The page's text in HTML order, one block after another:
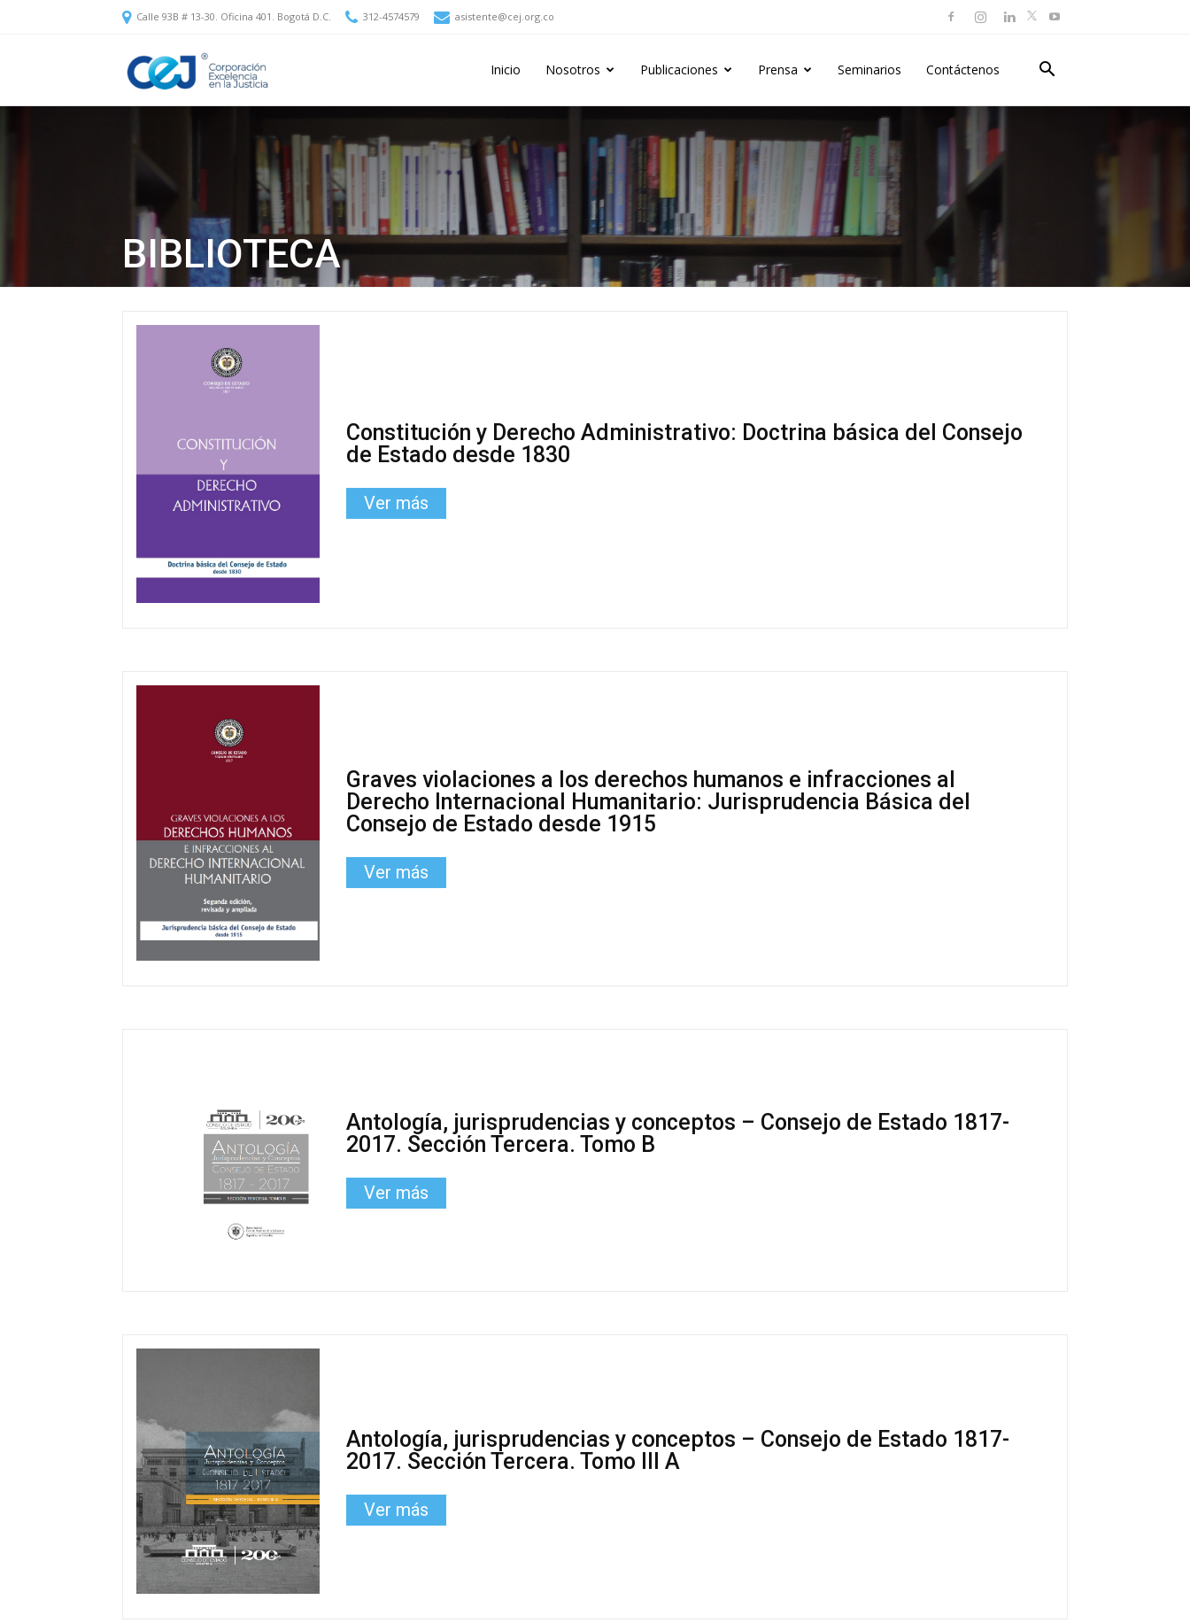
Calle 93B # 13-30. Oficina 401. Bogotá D.C. 312-4574579 asistente@cej.org.co
Excelencia
en
la
Inicio Nosotros Publicaciones Prensa Seminarios Contáctenos
BIBLIOTECA
Constitución y Derecho Administrativo: Doctrina básica del Consejo
de Estado desde 1830
Ver más
Graves violaciones a los derechos humanos e infracciones al
Derecho Internacional Humanitario: Jurisprudencia Básica del
Consejo de Estado desde 1915
Ver más
Antología, jurisprudencias y conceptos – Consejo de Estado 1817-
2017. Sección Tercera. Tomo B
Ver más
Antología, jurisprudencias y conceptos – Consejo de Estado 1817-
2017. Sección Tercera. Tomo III A
Ver más